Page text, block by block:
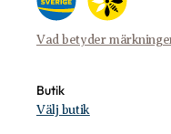
Vad betyder
Butik
Välj butik